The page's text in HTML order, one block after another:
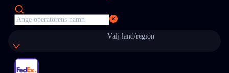
Välj land/region